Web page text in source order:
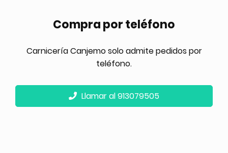
Compra por teléfono
Carnicería Canjemo solo admite pedidos por
teléfono.
Llamar al 913079505